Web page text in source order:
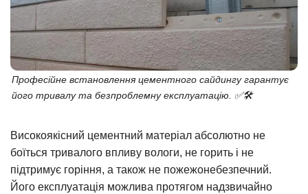
Професійне встановлення цементного сайдингу гарантує
його тривалу та безпроблемну експлуатацію. ✅🛠️
Високоякісний цементний матеріал абсолютно не
боїться тривалого впливу вологи, не горить і не
підтримує горіння, а також не пожежонебезпечний.
Його експлуатація можлива протягом надзвичайно